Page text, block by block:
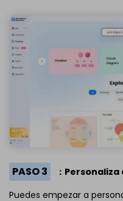
PASO 3
：
Puedes empezar a